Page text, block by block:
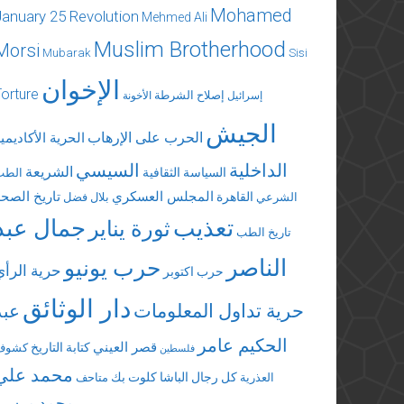
25 Revolution Mehmed Ali Mohamed
Mubarak Muslim Brotherhood Sisi
إسرائيل إصلاح الشرطة الأخونة الإخوان
الجيش الحرب على الإرهاب الحرية
الداخلية السياسة الثقافية السيسي الشريعة
الشرعي القاهرة المجلس العسكري بلال فضل تاريخ
تاريخ الطب تعذيبثورة يناير جمال
الناصر
حرب اكتوبر حرب يونيو حرية
حرية تداول المعلومات دار الوثائق
الحكيم عامر
فلسطين قصر العيني كتابة التاريخ
العذرية كل رجال الباشا كلوت بك متاحف محمد